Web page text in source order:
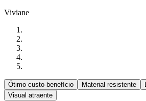
Viviane
Ótimo custo-benefício Material resistente
Visual atraente